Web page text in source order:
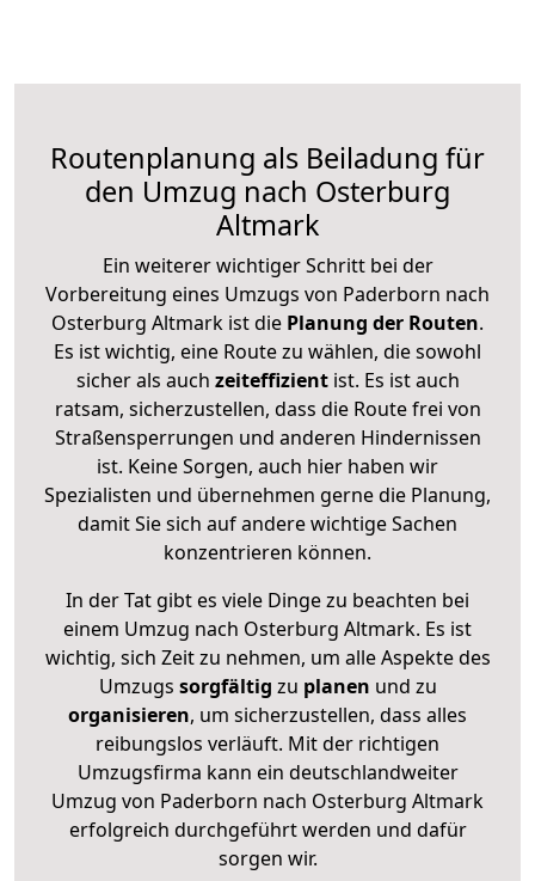
Routenplanung als Beiladung für
den Umzug nach Osterburg
Altmark
Ein weiterer wichtiger Schritt bei der
Vorbereitung eines Umzugs von Paderborn nach
Osterburg Altmark ist die Planung der Routen.
Es ist wichtig, eine Route zu wählen, die sowohl
sicher als auch zeiteffizientist. Es ist auch
ratsam, sicherzustellen, dass die Route frei von
Straßensperrungen und anderen Hindernissen
ist. Keine Sorgen, auch hier haben wir
Spezialisten und übernehmen gerne die Planung,
damit Sie sich auf andere wichtige Sachen
konzentrieren können.
In der Tat gibt es viele Dinge zu beachten bei
einem Umzug nach Osterburg Altmark. Es ist
wichtig, sich Zeit zu nehmen, um alle Aspekte des
Umzugs sorgfältig zu planen und zu
organisieren, um sicherzustellen, dass alles
reibungslos verläuft. Mit der richtigen
Umzugsfirma kann ein deutschlandweiter
Umzug von Paderborn nach Osterburg Altmark
erfolgreich durchgeführt werden und dafür
sorgen wir.